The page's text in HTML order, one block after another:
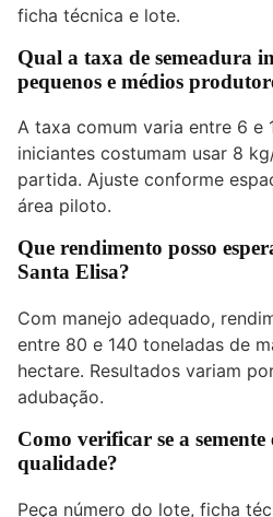
ficha técnica e lote.
Qual a taxa de semeadura
pequenos e médios
A taxa comum varia entre 6 e
iniciantes costumam usar 8
partida. Ajuste conforme
área piloto.
Que rendimento posso
Santa Elisa?
Com manejo adequado,
entre 80 e 140 toneladas de
hectare. Resultados variam
adubação.
Como verificar se a semente
qualidade?
Peça número do lote, ficha